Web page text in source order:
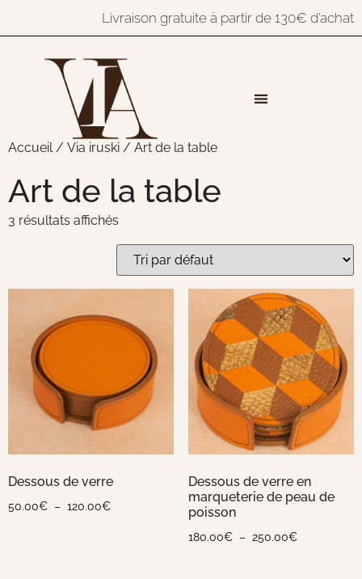
Livraison gratuite à partir de 130€ d’achat
Accueil/ Via iruski / Art de la table
Art de la table
3 résultats affichés
Dessous de verre
50.00€ – 120.00€
Dessous de verre en
marqueterie de peau de
poisson
180.00€ – 250.00€